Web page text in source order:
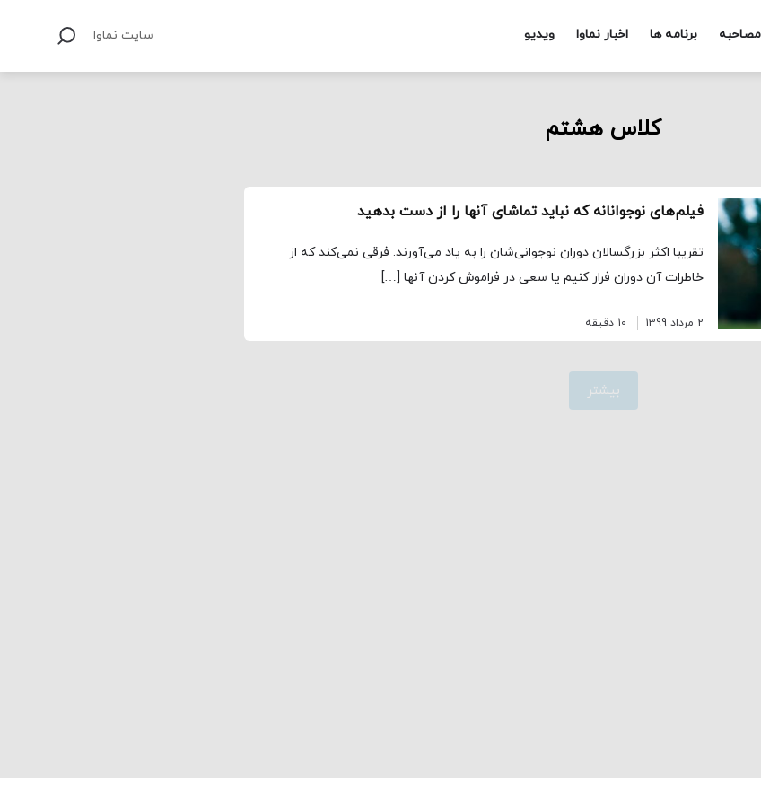
مصاحبه برنامه ها اخبار نماوا ویدیو سایت نماوا
کلاس هشتم
فیلم‌های نوجوانانه که نباید تماشای آنها را از دست بدهید
تقریبا اکثر بزرگسالان دوران نوجوانی‌شان را به یاد می‌آورند. فرقی نمی‌کند که از
خاطرات آن دوران فرار کنیم یا سعی در فراموش کردن آنها […]
2 مرداد 1399 10 دقیقه
بیشتر